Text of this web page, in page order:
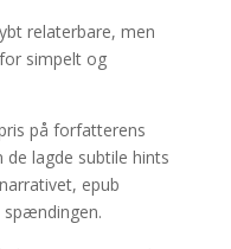
relaterbare, men
simpelt og
på forfatterens
lagde subtile hints
epub